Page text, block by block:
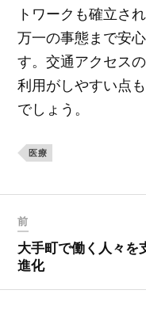
トワークも確立さ
万一の事態まで安
す。交通アクセス
利用がしやすい点
でしょう。
医療
前
大手町で働く人々を
進化